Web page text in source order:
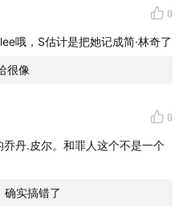
0
哦，S估计是把她记成简·林奇了
很像
0
丹.皮尔。和罪人这个不是一个
确实搞错了